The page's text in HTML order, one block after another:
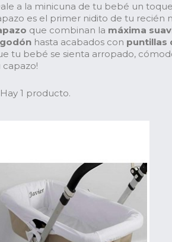
a la minicuna de tu bebé un
es el primer nidito de tu recién
que combinan la máxima
hasta acabados con puntillas
tu bebé se sienta arropado,
capazo!
Hay 1 producto.